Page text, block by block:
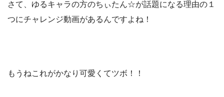
さて、ゆるキャラの方のちぃたん☆が話題になる理由の１
つにチャレンジ動画があるんですよね！
もうねこれがかなり可愛くてツボ！！